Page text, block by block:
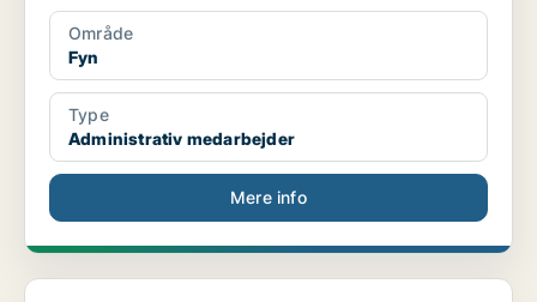
Område
Fyn
Type
Administrativ medarbejder
Mere info
Executive Assistant & Business Supporter